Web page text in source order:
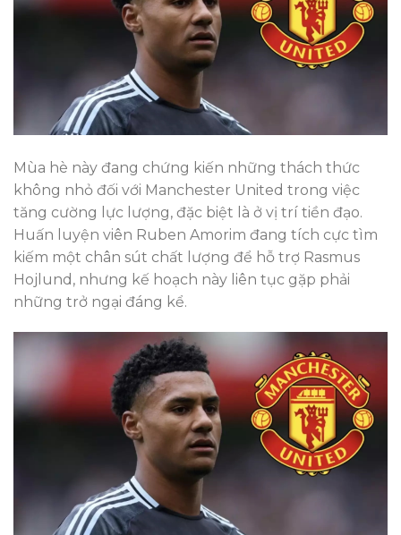
Mùa hè này đang chứng kiến những thách thức
không nhỏ đối với Manchester United trong việc
tăng cường lực lượng, đặc biệt là ở vị trí tiền đạo.
Huấn luyện viên Ruben Amorim đang tích cực tìm
kiếm một chân sút chất lượng để hỗ trợ Rasmus
Hojlund, nhưng kế hoạch này liên tục gặp phải
những trở ngại đáng kể.